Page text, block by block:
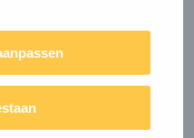
snel. De frequentie en
neemt toe. Deze
kosten en lagere
ontbreekt vaak het
effect van deze
worden